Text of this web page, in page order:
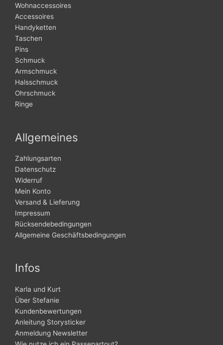
Wohnaccessoires
Accessoires
Handyketten
Taschen
Pins
Schmuck
Armschmuck
Halsschmuck
Ohrschmuck
Ringe
Allgemeines
Zahlungsarten
Datenschutz
Widerruf
Mein Konto
Versand & Lieferung
Impressum
Rücksendebedingungen
Allgemeine Geschäftsbedingungen
Infos
Karla und Kurt
Über Stefanie
Kundenbewertungen
Anleitung Storysticker
Anmeldung Newsletter